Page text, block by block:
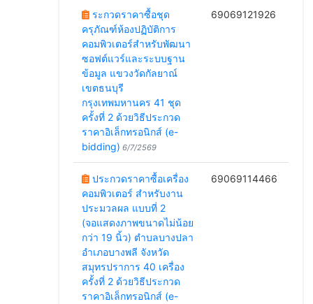
ระกวดราคาซื้อชุด
ครุภัณฑ์ห้องปฏิบัติการ
คอมพิวเตอร์สำหรับพัฒนา
ซอฟต์แวร์และระบบฐาน
ข้อมูล แขวงวัดกัลยาณ์
เขตธนบุรี
กรุงเทพมหานคร 41 ชุด
ครั้งที่ 2 ด้วยวิธีประกวด
ราคาอิเล็กทรอนิกส์ (e-
bidding) 6/7/2569
69069121926
ประกวดราคาซื้อเครื่อง
คอมพิวเตอร์ สำหรับงาน
ประมวลผล แบบที่ 2
(จอแสดงภาพขนาดไม่น้อย
กว่า 19 นิ้ว) ตำบลบางปลา
อำเภอบางพลี จังหวัด
สมุทรปราการ 40 เครื่อง
ครั้งที่ 2 ด้วยวิธีประกวด
ราคาอิเล็กทรอนิกส์ (e-
69069114466